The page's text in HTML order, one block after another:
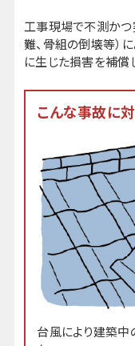
工事現場で不測かつ
難、骨組の倒壊等）
に生じた損害を補償
こんな事故に
台風により建築